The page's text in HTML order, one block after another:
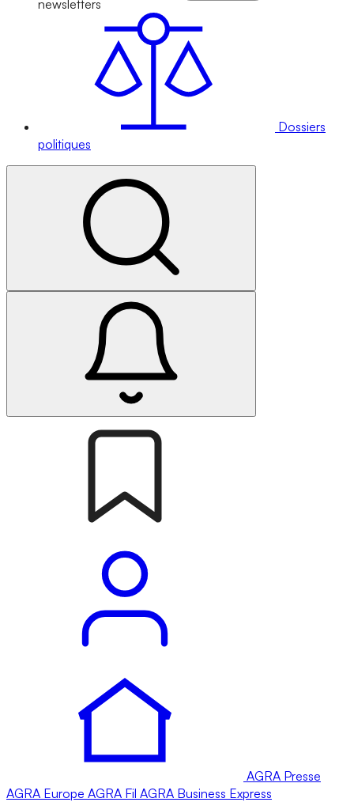
newsletters
Dossiers
politiques
AGRA Presse
AGRA Europe AGRA Fil AGRA Business Express